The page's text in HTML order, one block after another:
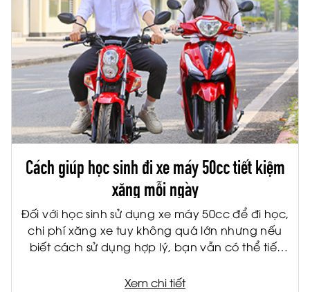
Cách giúp học sinh đi xe máy 50cc tiết kiệm
xăng mỗi ngày
Đối với học sinh sử dụng xe máy 50cc để đi học,
chi phí xăng xe tuy không quá lớn nhưng nếu
biết cách sử dụng hợp lý, bạn vẫn có thể tiết
chi phí cho gia đình, việc tiết kiệm nhiên liệu còn
Xem chi tiết